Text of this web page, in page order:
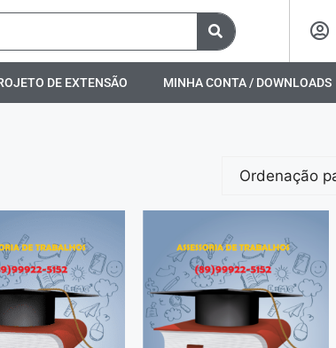
DE EXTENSÃO MINHA CONTA / DOWNLOADS